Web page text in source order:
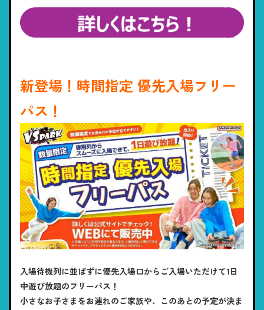
新登場！時間指定 優先入場フリー
パス！
入場待機列に並ばずに優先入場口からご入場いただけて1日
中遊び放題のフリーパス！
小さなお子さまをお連れのご家族や、このあとの予定が決ま